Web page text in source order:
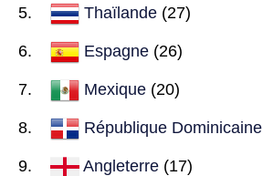
Thaïlande (27)
Espagne (26)
Mexique (20)
République Dominicaine
Angleterre (17)